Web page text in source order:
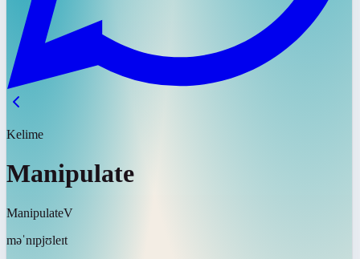
Kelime
Manipulate
ManipulateV
məˈnɪpjʊleɪt